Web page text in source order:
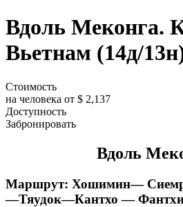
Вдоль Меконга.
Вьетнам (14д/
Стоимость
на человека от $ 2,137
Доступность
Забронировать
Вдоль
Маршрут: Хошимин—
—Тяудок—Кантхо —